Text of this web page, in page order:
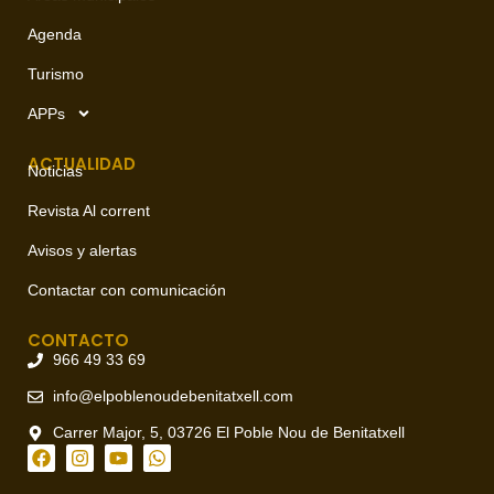
Agenda
Turismo
APPs
ACTUALIDAD
Noticias
Revista Al corrent
Avisos y alertas
Contactar con comunicación
CONTACTO
966 49 33 69
info@elpoblenoudebenitatxell.com
Carrer Major, 5, 03726 El Poble Nou de Benitatxell